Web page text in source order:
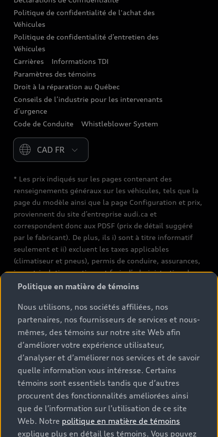
Audi Care
Centres de carrosserie Audi
Garanties Audi et couverture
Politique de confidentialité de l'achat des
Véhicules
Politique de confidentialité d’entretien des
Véhicules
Carrières
Informations TDI
Paramètres des témoins
Droit à la réparation au Québec
Conseils de l’industrie pour les intervenants
d’urgence
Code de Conduite
Whistleblower System
Please select country
* Les prix indiqués sur les pages contenant des
renseignements généraux sur les véhicules, tels que la
page du modèle ainsi que la page Configuration et prix,
proviennent du site d’entreprise audi.ca et
correspondent donc aux PDSF (prix de détail suggéré
par le fabricant). De plus, ils i) sont à titre informatif
seulement et ii) excluent les taxes applicables
(climatiseur et pneus), permis de conduire, assurances,
immatriculation, options et frais d’administration des
concessionnaires. Les conditions et prix de vente réels
les pages de recherche de stocks de véhicules neufs et
d’occasion sont des prix de vente, tels que fixés par les
concessionnaires, et incluent les frais applicables tels
que les frais de transport et d’inspection de
prélivraison, les taxes environnementales (pour les
véhicules neufs) et les frais d’administration des
concessionnaires, mais n’incluent pas les taxes de
vente. Veuillez noter que les prix indiqués sur la page «
Estimation des paiements » correspondent aux PDSF
figurant sur la page « Configuration et prix » (à titre
informatif) et aux prix de vente figurant sur les pages
Politique en matière de témoins
Nous utilisons, nos sociétés affiliées, nos
partenaires, nos fournisseurs de services et nous-
mêmes, des témoins sur notre site Web afin
d’améliorer votre expérience utilisateur,
d’analyser et d’améliorer nos services et de savoir
quelle information vous intéresse. Certains
témoins sont essentiels tandis que d’autres
procurent des fonctionnalités améliorées ainsi
que de l’information sur l’utilisation de ce site
Web. Notre politique en matière de témoins
explique plus en détail les témoins. Vous pouvez